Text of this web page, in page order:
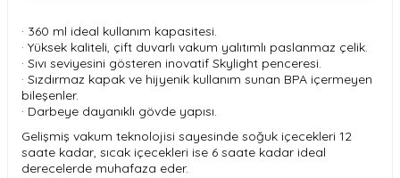
· 360 ml ideal kullanım kapasitesi.
· Yüksek kaliteli, çift duvarlı vakum yalıtımlı paslanmaz çelik.
· Sıvı seviyesini gösteren inovatif Skylight penceresi.
· Sızdırmaz kapak ve hijyenik kullanım sunan BPA içermeyen
bileşenler.
· Darbeye dayanıklı gövde yapısı.
Gelişmiş vakum teknolojisi sayesinde soğuk içecekleri 12
saate kadar, sıcak içecekleri ise 6 saate kadar ideal
derecelerde muhafaza eder.